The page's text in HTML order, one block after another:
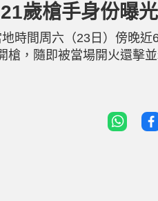
歲槍手身份曝
時間周六（23日）傍晚
槍，隨即被當場開火還擊
傳媒報道，特勤局證實
執法人員開火。特勤局人